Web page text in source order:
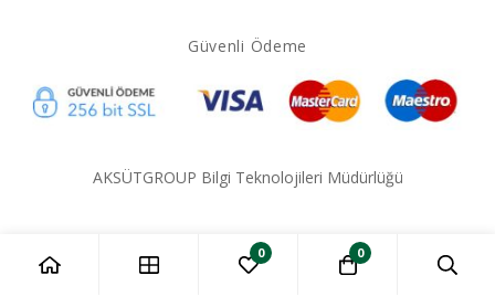
Güvenli Ödeme
AKSÜTGROUP Bilgi Teknolojileri Müdürlüğü
0 0